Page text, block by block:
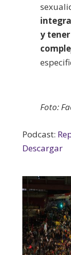
y
Foto:
Podcast:
Descargar